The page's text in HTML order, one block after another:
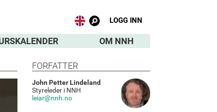
LOGG INN
OM NNH
FORFATTER
John Petter Lindeland
Styreleder i NNH
leiar@nnh.no